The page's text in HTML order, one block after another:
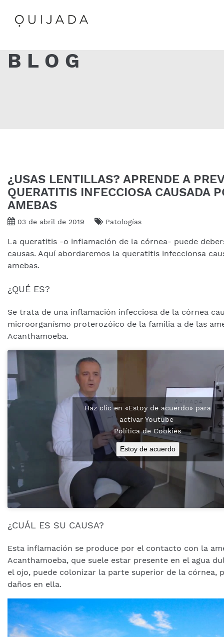
BLOG
¿USAS LENTILLAS? APRENDE A
QUERATITIS INFECCIOSA CAUSADA
AMEBAS
03 de abril de 2019 Patologías
La queratitis -o inflamación de la córnea- puede
causas. Aquí abordaremos la queratitis infeccionsa
amebas.
¿QUÉ ES?
Se trata de una inflamación infecciosa de la córnea
microorganísmo proterozóico de la familia a de las
Acanthamoeba.
Haz clic en «Estoy de acuerdo» para
activar Youtube
Política de Cookies
Estoy de acuerdo
¿CUÁL ES SU CAUSA?
Esta inflamación se produce por el contacto con la
Acanthamoeba, que suele estar presente en el agua
el ojo, puede colonizar la parte superior de la córnea,
daños en ella.